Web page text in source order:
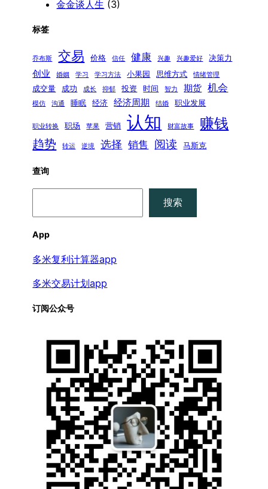
金金谈人生 (3)
标签
乔布斯 交易 价格 信任 健康 兴趣 兴趣爱好 决策力
创业 婚姻 学习 学习方法 小果园 思维方式 情绪管理
成交量 成功 成长 抑郁 投资 时间 智力 期货 机会
模仿 沟通 睡眠 经济 经济周期 结婚 职业发展
职业转换 职场 苹果 营销 认知 财富故事 赚钱
趋势 转运 逆境 选择 销售 阅读 马斯克
查询
搜索
App
多米复利计算器app
多米交易计划app
订阅公众号